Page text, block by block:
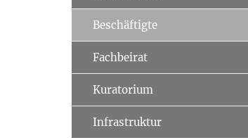
Beschäftigte
Fachbeirat
Kuratorium
Infrastruktur